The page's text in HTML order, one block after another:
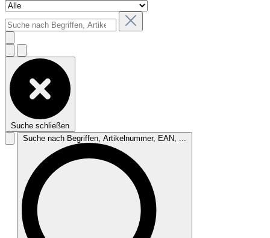
Suche schließen
Suche nach Begriffen, Artikelnummer, EAN, ...